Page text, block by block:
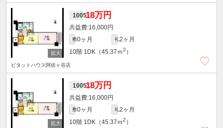
100518万円
16,000円
敷0ヶ月 礼2ヶ月
10階 1DK（45.37ｍ2 ）
ピタットハウス阿佐ヶ谷店
100518万円
16,000円
敷0ヶ月 礼2ヶ月
10階 1DK（45.37ｍ2 ）